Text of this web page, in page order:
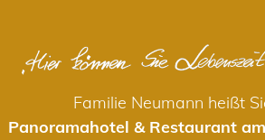
Familie Neumann heißt
Panoramahotel & Restaurant